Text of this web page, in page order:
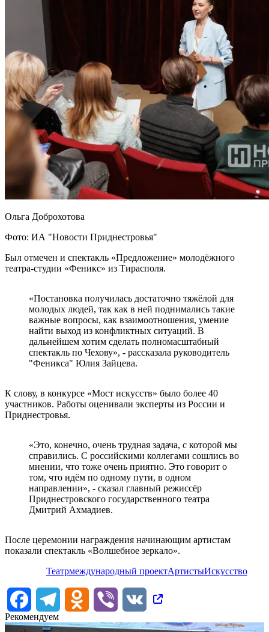
Ольга Доброхотова
Фото: ИА "Новости Приднестровья"
Был отмечен и спектакль «Предложение» молодёжного
театра-студии «Феникс» из Тирасполя.
«Постановка получилась достаточно тяжёлой для
молодых людей, так как в ней поднимались такие
важные вопросы, как взаимоотношения, умение
найти выход из конфликтных ситуаций. В
дальнейшем хотим сделать полномасштабный
спектакль по Чехову», - рассказала руководитель
"Феникса" Юлия Зайцева.
К слову, в конкурсе «Мост искусств» было более 40
участников. Работы оценивали эксперты из России и
Приднестровья.
«Это, конечно, очень трудная задача, с которой мы
справились. С российскими коллегами сошлись во
мнении, что тоже очень приятно. Это говорит о
том, что идём по одному пути, в одном
направлении», - сказал главный режиссёр
Приднестровского государственного театра
Дмитрий Ахмадиев.
После церемонии награждения начинающим артистам
показали спектакль «Волшебное зеркало».
Театрмеждународный проектАртистыИскусство
FacebookTelegram Odnoklassniki
Viber
VK
Рекомендуем